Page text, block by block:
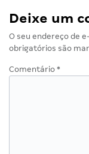
Deixe um
O seu endereço de
obrigatórios são
Comentário *